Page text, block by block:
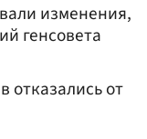
изменения,
генсовета
отказались от